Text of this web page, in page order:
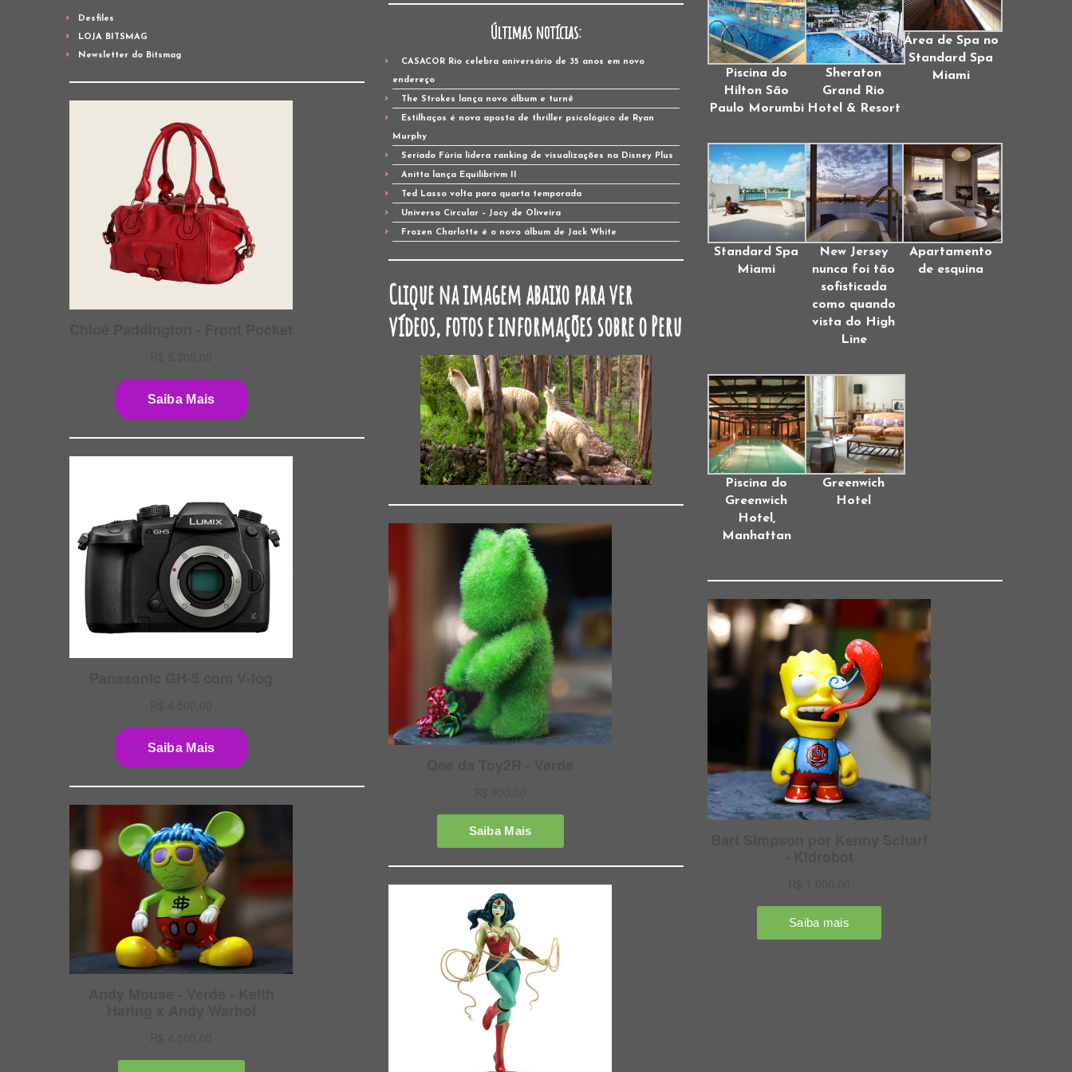
Desfiles
LOJA BITSMAG
Newsletter do Bitsmag
Últimas notícias:
CASACOR Rio celebra aniversário de 35 anos em novo
endereço
The Strokes lança novo álbum e turnê
Estilhaços é nova aposta de thriller psicológico de Ryan
Murphy
Seriado Fúria lidera ranking de visualizações na Disney Plus
Anitta lança Equilibrivm II
Ted Lasso volta para quarta temporada
Universo Circular – Jocy de Oliveira
Frozen Charlotte é o novo álbum de Jack White
Clique na imagem abaixo para ver
vídeos, fotos e informações sobre o Peru
Piscina do
Hilton São
Paulo Morumbi
Sheraton
Grand Rio
Hotel & Resort
Área de Spa no
Standard Spa
Miami
Standard Spa
Miami
New Jersey
nunca foi tão
sofisticada
como quando
vista do High
Line
Apartamento
de esquina
Piscina do
Greenwich
Hotel,
Manhattan
Greenwich
Hotel